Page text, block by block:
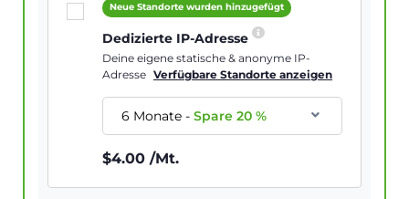
Neue Standorte wurden hinzugefügt
Dedizierte IP-Adresse
Deine eigene statische & anonyme IP-
Adresse Verfügbare Standorte anzeigen
6 Monate-Spare20 %
$4.00 /Mt.